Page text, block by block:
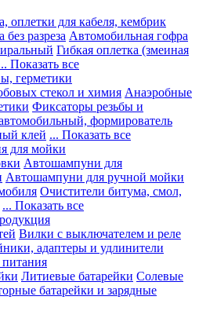
оплетки для кабеля, кембрик
разреза Автомобильная гофра
Гибкая оплетка (змеиная
Показать все
герметики
стекол и химия Анаэробные
Фиксаторы резьбы и
формирователь
клей ... Показать все
для мойки
Автошампуни для
Автошампуни для ручной мойки
Очистители битума, смол,
... Показать все
Вилки с выключателем и реле
адаптеры и удлинители
Литиевые батарейки Солевые
батарейки и зарядные